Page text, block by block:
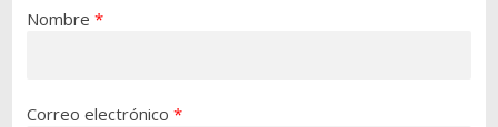
Nombre *
Correo electrónico *